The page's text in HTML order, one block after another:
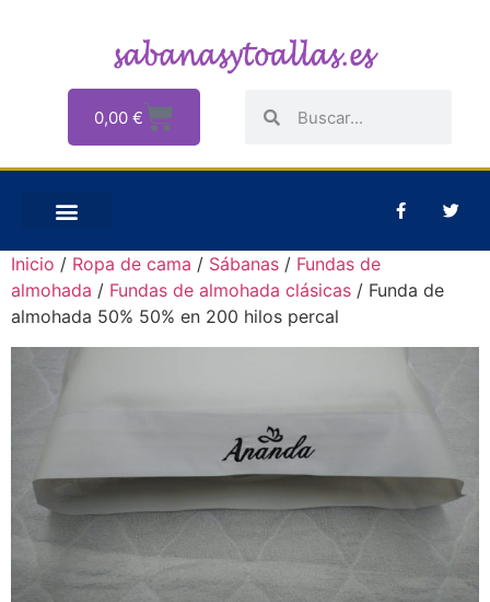
0,00 €
Inicio / Ropa de cama / Sábanas / Fundas de
almohada / Fundas de almohada clásicas / Funda de
almohada 50% 50% en 200 hilos percal